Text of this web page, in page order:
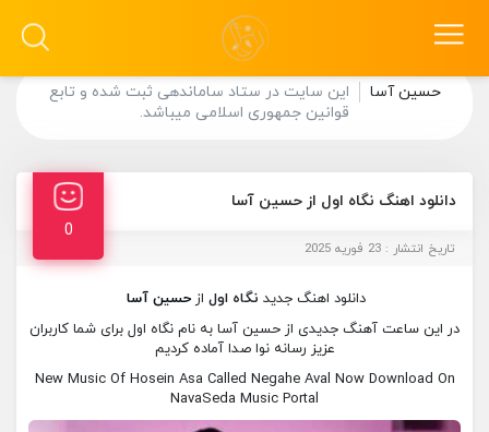
حسین آسا
این سایت در ستاد ساماندهی ثبت شده و تابع
قوانین جمهوری اسلامی میباشد.
دانلود اهنگ نگاه اول از حسین آسا
0
تاریخ انتشار : 23 فوریه 2025
دانلود اهنگ جدید نگاه اول ازحسین آسا
در این ساعت آهنگ جدیدی از حسین آسا به نام نگاه اول برای شما کاربران
عزیز رسانه نوا صدا آماده کردیم
New Music Of Hosein Asa Called Negahe Aval Now Download On
NavaSeda Music Portal